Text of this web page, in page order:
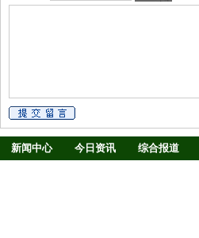
新闻中心 今日资讯 综合报道